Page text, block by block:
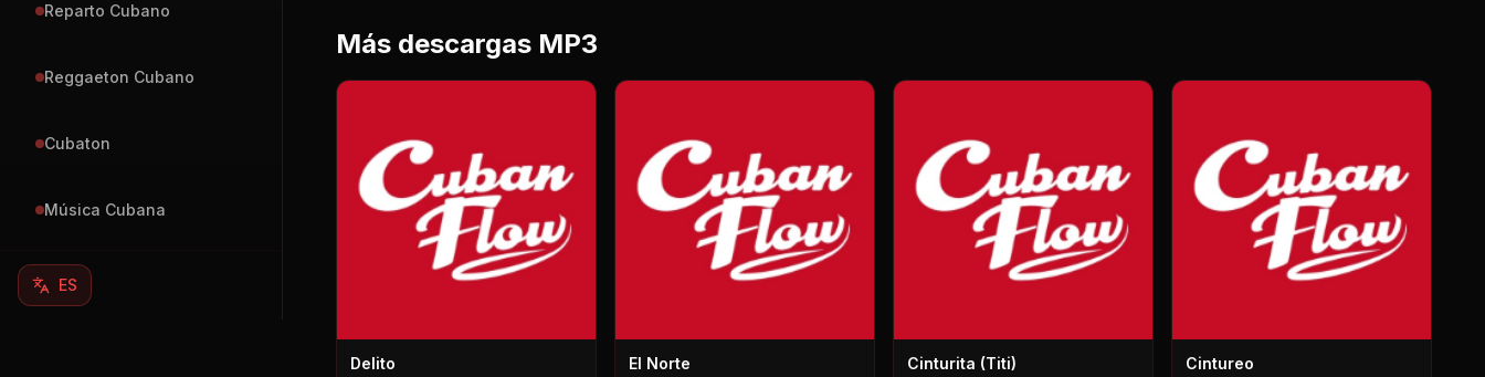
Reparto Cubano
Reggaeton Cubano
Cubaton
Música Cubana
ES
Más descargas MP3
Delito El Norte Cinturita (Titi) Cintureo